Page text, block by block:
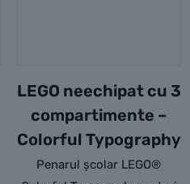
LEGO neechipat cu 3
compartimente –
Colorful Typography
Penarul școlar LEGO®